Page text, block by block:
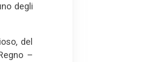
degli
del
–